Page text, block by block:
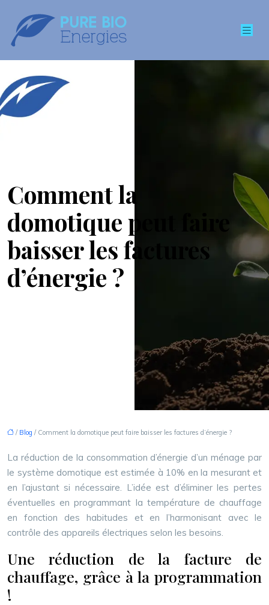
Comment la
domotique peut faire
baisser les factures
d’énergie ?
/ Blog / Comment la domotique peut faire baisser les factures d’énergie ?
La réduction de la consommation d’énergie d’un ménage par
le système domotique est estimée à 10% en la mesurant et
en l’ajustant si nécessaire. L’idée est d’éliminer les pertes
éventuelles en programmant la température de chauffage
en fonction des habitudes et en l’harmonisant avec le
contrôle des appareils électriques selon les besoins.
Une réduction de la facture de
chauffage, grâce à la programmation
!